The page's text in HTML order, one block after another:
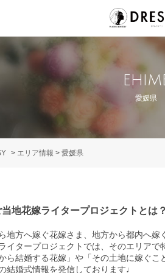
愛媛県
> エリア情報 > 愛媛県
当地花嫁ライタープロジェクトとは？
地方へ嫁ぐ花嫁さま、地方から都内へ嫁
イタープロジェクトでは、そのエリアで
から結婚する花嫁」や「その土地に嫁ぐ
結婚式情報を発信しております♩